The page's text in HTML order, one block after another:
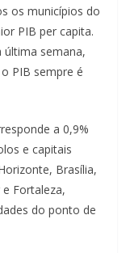
os municípios do
PIB per capita.
semana,
PIB sempre é
a 0,9%
e capitais
Brasília,
Fortaleza,
do ponto de